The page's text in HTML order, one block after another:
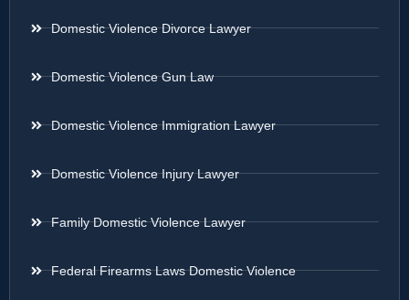
Domestic Violence Divorce Lawyer
Domestic Violence Gun Law
Domestic Violence Immigration Lawyer
Domestic Violence Injury Lawyer
Family Domestic Violence Lawyer
Federal Firearms Laws Domestic Violence